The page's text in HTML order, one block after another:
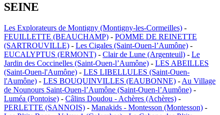
SEINE
Les Explorateurs de Montigny (Montigny-les-Cormeilles) -
FEUILLETTE (BEAUCHAMP) - POMME DE REINETTE
(SARTROUVILLE) - Les Cigales (Saint-Ouen-l’Aumône) -
EUCALYPTUS (ERMONT) - Clair de Lune (Argenteuil) - Le
Jardin des Coccinelles (Saint-Ouen-l’Aumône) - LES ABEILLES
(Saint-Ouen-l'Aumône) - LES LIBELLULES (Saint-Ouen-
l'Aumône) - LES BOUQUINVILLES (EAUBONNE) - Au Village
de Nounours Saint-Ouen-l’Aumône (Saint-Ouen-l’Aumône) -
Luméa (Pontoise) - Câlins Doudou - Achères (Achères) -
PERLETTE (SANNOIS) - Manakids - Montesson (Montesson) -